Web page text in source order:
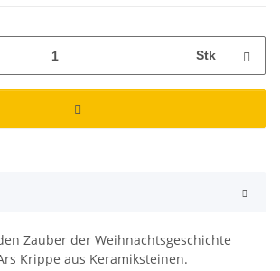
Stk
Zauber der Weihnachtsgeschichte
Krippe aus Keramiksteinen.